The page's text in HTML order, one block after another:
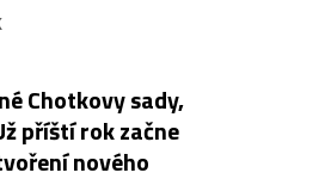
Chotkovy sady,
příští rok začne
nového